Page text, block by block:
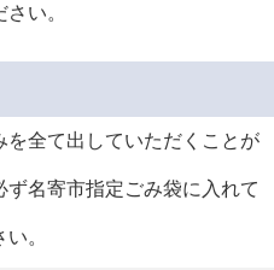
い。
を全て出していただくことが
ず名寄市指定ごみ袋に入れて
。